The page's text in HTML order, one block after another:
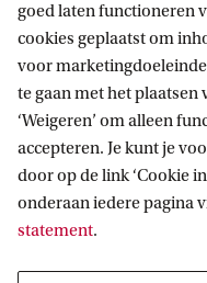
Informatie voor
Bachelorstudiekiezers
Masterstudiekiezers
UvA-studenten
Medewerkers
Journalisten
Alumni
Direct naar
Webmail
Bibliotheek
Vacatures
Huisstijl
Contact
UvA op social media
goed laten functioneren
cookies geplaatst om
voor
te gaan met het plaatsen
‘Weigeren’ om alleen
accepteren. Je kunt je
door op de link ‘Cookie
onderaan iedere pagina
statement.